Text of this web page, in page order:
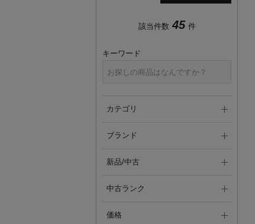
該当件数 45 件
キーワード
カテゴリ
ブランド
新品/中古
中古ランク
価格